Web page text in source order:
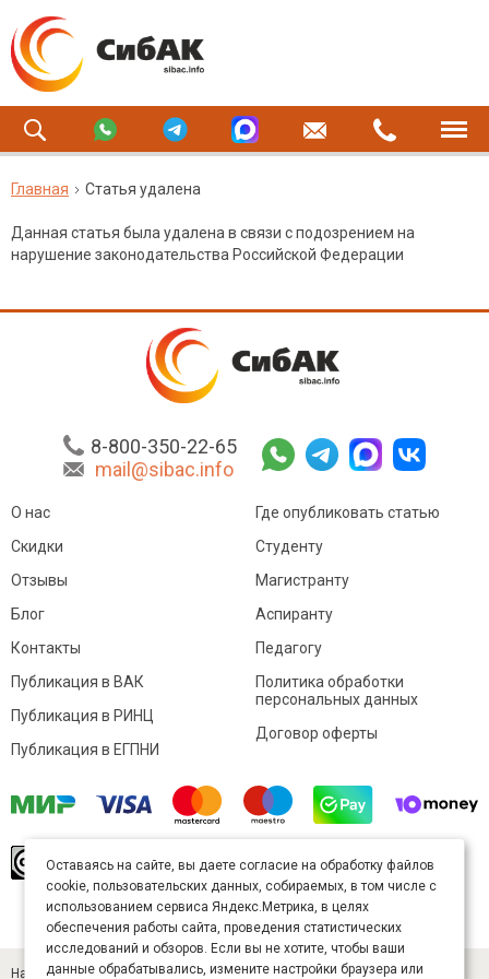
Главная Статья удалена
Данная статья была удалена в связи с подозрением на
нарушение законодательства Российской Федерации
8-800-350-22-65
mail@sibac.info
О нас
Скидки
Отзывы
Блог
Контакты
Где опубликовать статью
Студенту
Магистранту
Аспиранту
Педагогу
Публикация в ВАК
Публикация в РИНЦ
Публикация в ЕГПНИ
Политика обработки
персональных данных
Договор оферты
произведение доступно полицензии Creative
Commons «Attribution» («Атрибуция») 4.0
Непортированная.
Карта сайта
Научный журнал «Студенческий» (ISSN 2541-9412). Издатель — ООО
Оставаясь на сайте, вы даете согласие на обработку файлов
cookie, пользовательских данных, собираемых, в том числе с
использованием сервиса Яндекс.Метрика, в целях
обеспечения работы сайта, проведения статистических
исследований и обзоров. Если вы не хотите, чтобы ваши
данные обрабатывались, измените настройки браузера или